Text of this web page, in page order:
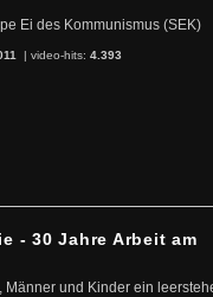
Ei des Kommunismus (SEK)
| video-hits: 4.393
- 30 Jahre Arbeit am
Männer und Kinder ein